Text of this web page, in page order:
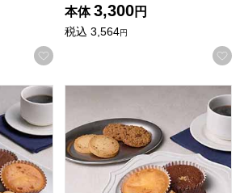
お気に入りに登録する
本体 3,300円
税込 3,564円
ーツギフトセット 10個[HOS-03A]【年
ホテルオークラスイーツギ